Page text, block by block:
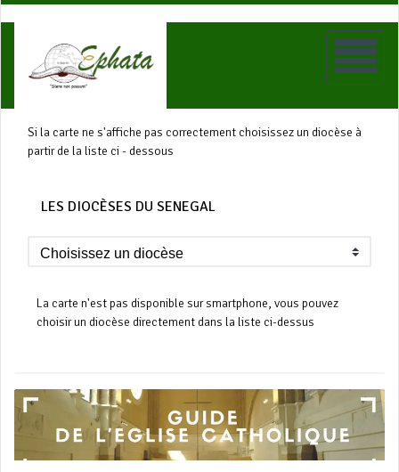
Si la carte ne s'affiche pas correctement choisissez un diocèse à
partir de la liste ci - dessous
LES DIOCÈSES DU SENEGAL
La carte n'est pas disponible sur smartphone, vous pouvez
choisir un diocèse directement dans la liste ci-dessus